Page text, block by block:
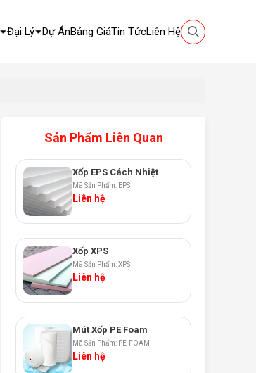
Đại Lý Dự ÁnBảng GiáTin TứcLiên Hệ
Sản Phẩm Liên Quan
Xốp EPS Cách Nhiệt
Mã Sản Phẩm: EPS
Liên hệ
Xốp XPS
Mã Sản Phẩm: XPS
Liên hệ
Mút Xốp PE Foam
Mã Sản Phẩm: PE-FOAM
Liên hệ